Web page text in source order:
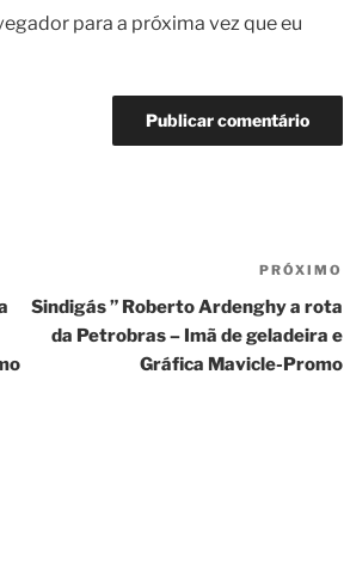
para a próxima vez que eu
PRÓXIMO
Sindigás ” Roberto Ardenghy a rota
da Petrobras – Imã de geladeira e
Gráfica Mavicle-Promo